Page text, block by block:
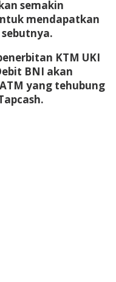
semakin
mendapatkan
KTM UKI
BNI akan
yang tehubung